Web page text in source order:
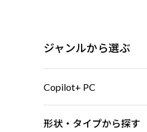
ジャンルから選ぶ
Copilot+ PC
形状・タイプから探す